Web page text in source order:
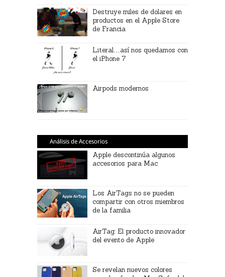
Destruye miles de dolares en
productos en el Apple Store
de Francia
Literal…así nos quedamos con
el iPhone 7
Airpods modernos
Análisis de Accesorios
Apple descontinúa algunos
accesorios para Mac
Los AirTags no se pueden
compartir con otros miembros
de la familia
AirTag: El producto innovador
del evento de Apple
Se revelan nuevos colores